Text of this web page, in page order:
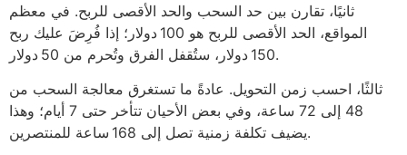
ثانيًا، تقارن بين حد السحب والحد الأقصى للربح. في معظم
المواقع، الحد الأقصى للربح هو 100 دولار؛ إذا فُرِضَ عليك ربح
150 دولار، ستُقفل الفرق وتُحرم من 50 دولار.
ثالثًا، احسب زمن التحويل. عادةً ما تستغرق معالجة السحب من
48 إلى 72 ساعة، وفي بعض الأحيان تتأخر حتى 7 أيام؛ وهذا
يضيف تكلفة زمنية تصل إلى 168 ساعة للمنتصرين.